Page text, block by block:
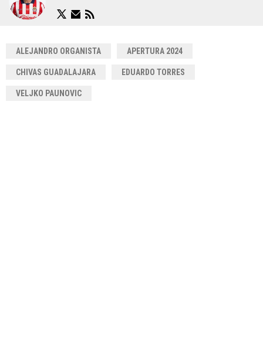
ALEJANDRO ORGANISTA APERTURA 2024
CHIVAS GUADALAJARA EDUARDO TORRES
VELJKO PAUNOVIC